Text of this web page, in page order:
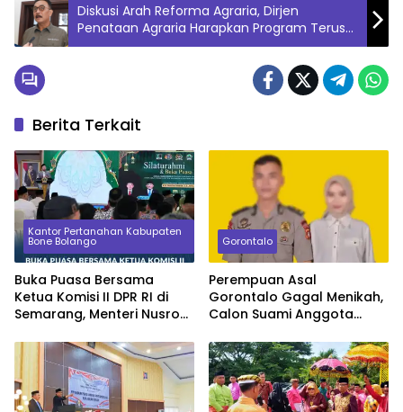
Diskusi Arah Reforma Agraria, Dirjen
Penataan Agraria Harapkan Program Terus
Berlanjut
Berita Terkait
Kantor Pertanahan Kabupaten
Bone Bolango
Buka Puasa Bersama
Ketua Komisi II DPR RI di
Semarang, Menteri Nusron
bagi Seorang Pimpinan
Gorontalo
Perempuan Asal
Gorontalo Gagal Menikah,
Calon Suami Anggota
Akad Nikah